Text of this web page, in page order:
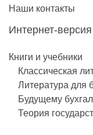
Наши контакты
Интернет-
Книги и учебники
Классическая
Литература для
Будущему
Теория